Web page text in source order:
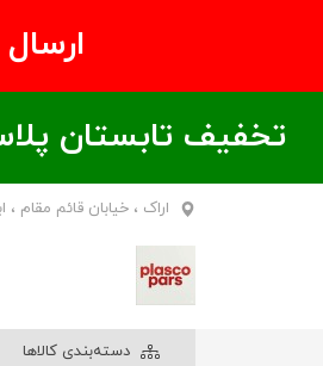
ارسال
تخفیف تابستان پلاسکو پارس در
اراک ، خیابان قائم مقام
دسته‌بندی کالاها